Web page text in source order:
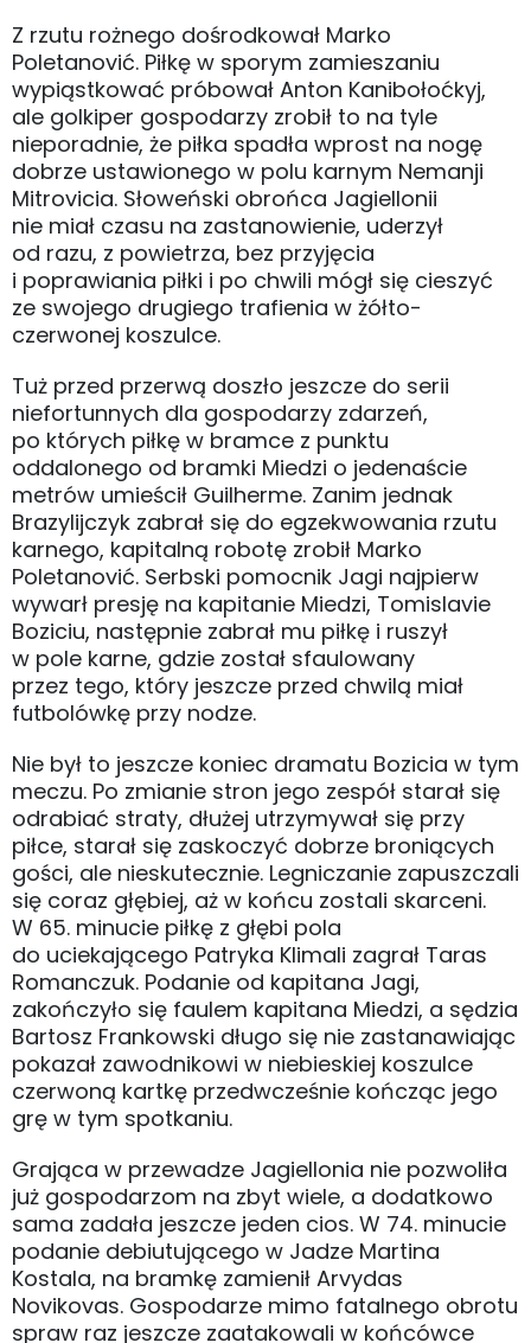
Z rzutu rożnego dośrodkował Marko
Poletanović. Piłkę w sporym zamieszaniu
wypiąstkować próbował Anton Kanibołoćkyj,
ale golkiper gospodarzy zrobił to na tyle
nieporadnie, że piłka spadła wprost na nogę
dobrze ustawionego w polu karnym Nemanji
Mitrovicia. Słoweński obrońca Jagiellonii
nie miał czasu na zastanowienie, uderzył
od razu, z powietrza, bez przyjęcia
i poprawiania piłki i po chwili mógł się cieszyć
ze swojego drugiego trafienia w żółto-
czerwonej koszulce.
Tuż przed przerwą doszło jeszcze do serii
niefortunnych dla gospodarzy zdarzeń,
po których piłkę w bramce z punktu
oddalonego od bramki Miedzi o jedenaście
metrów umieścił Guilherme. Zanim jednak
Brazylijczyk zabrał się do egzekwowania rzutu
karnego, kapitalną robotę zrobił Marko
Poletanović. Serbski pomocnik Jagi najpierw
wywarł presję na kapitanie Miedzi, Tomislavie
Boziciu, następnie zabrał mu piłkę i ruszył
w pole karne, gdzie został sfaulowany
przez tego, który jeszcze przed chwilą miał
futbolówkę przy nodze.
Nie był to jeszcze koniec dramatu Bozicia w tym
meczu. Po zmianie stron jego zespół starał się
odrabiać straty, dłużej utrzymywał się przy
piłce, starał się zaskoczyć dobrze broniących
gości, ale nieskutecznie. Legniczanie zapuszczali
się coraz głębiej, aż w końcu zostali skarceni.
W 65. minucie piłkę z głębi pola
do uciekającego Patryka Klimali zagrał Taras
Romanczuk. Podanie od kapitana Jagi,
zakończyło się faulem kapitana Miedzi, a sędzia
Bartosz Frankowski długo się nie zastanawiając
pokazał zawodnikowi w niebieskiej koszulce
czerwoną kartkę przedwcześnie kończąc jego
grę w tym spotkaniu.
Grająca w przewadze Jagiellonia nie pozwoliła
już gospodarzom na zbyt wiele, a dodatkowo
sama zadała jeszcze jeden cios. W 74. minucie
podanie debiutującego w Jadze Martina
Kostala, na bramkę zamienił Arvydas
Novikovas. Gospodarze mimo fatalnego obrotu
spraw raz jeszcze zaatakowali w końcówce